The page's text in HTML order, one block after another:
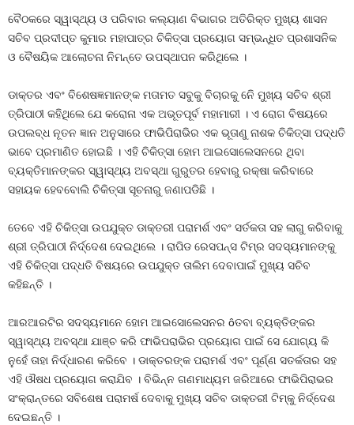
ବୈଠକରେ ସ୍ୱାସ୍ଥ୍ୟ ଓ ପରିବାର କଲ୍ୟାଣ ବିଭାଗର ଅତିରିକ୍ତ ମୁଖ୍ୟ ଶାସନ
ସଚିବ ପ୍ରଦୀପ୍ତ କୁମାର ମହାପାତ୍ର ଚିକିତ୍ସା ପ୍ରୟୋଗ ସମ୍ଭନ୍ଧିତ ପ୍ରଶାସନିକ
ଓ ବୈଷୟିକ ଆଲୋଚନା ନିମନ୍ତେ ଉପସ୍ଥାପନ କରିଥିଲେ ।
ଡାକ୍ତର ଏବଂ ବିଶେଷଜ୍ଞମାନଙ୍କ ମତାମତ ସବୁକୁ ବିଚାରକୁ ନେି ମୁଖ୍ୟ ସଚିବ ଶ୍ରୀ
ତ୍ରିପାଠୀ କହିଥିଲେ ଯେ କରୋନା ଏକ ଅଭୂତପୂର୍ବ ମହାମାରୀ । ଏ ରୋଗ ବିଷୟରେ
ଉପଲବ୍ଧ ନୂତନ ଜ୍ଞାନ ଅନୁସାରେ ଫାଭିପିରାଭିର ଏକ ଭୂତାଣୁ ନାଶକ ଚିକିତ୍ସା ପଦ୍ଧତି
ଭାବେ ପ୍ରମାଣିତ ହୋଇଛି । ଏହି ଚିକିତ୍ସା ହୋମ ଆଇସୋଲେସନରେ ଥିବା
ବ୍ୟକ୍ତିମାନଙ୍କର ସ୍ୱାସ୍ଥ୍ୟ ଅବସ୍ଥା ଗୁରୁତର ହେବାରୁ ରକ୍ଷା କରିବାରେ
ସହାୟକ ହେବବୋଲି ଚିକିତ୍ସା ସୂଚନାରୁ ଜଣାପଡିଛି ।
ତେବେ ଏହି ଚିକିତ୍ସା ଉପଯୁକ୍ତ ଡାକ୍ତରୀ ପରାମର୍ଶ ଏବଂ ସର୍ତକତା ସହ ଲାଗୁ କରିବାକୁ
ଶ୍ରୀ ତ୍ରିପାଠୀ ନିର୍ଦ୍ଦେଶ ଦେଇଥିଲେ । ରାପିଡ ରେସପନ୍ସ ଟିମ୍‍ର ସଦସ୍ୟମାନଙ୍କୁ
ଏହି ଚିକିତ୍ସା ପଦ୍ଧତି ବିଷୟରେ ଉପଯୁକ୍ତ ତାଲିମ ଦେବାପାଇଁ ମୁଖ୍ୟ ସଚିବ
କହିଛନ୍ତି ।
ଆରଆରଟିର ସଦସ୍ୟମାନେ ହୋମ ଆଇସୋଲେସନର ôତବା ବ୍ୟକ୍ତିଙ୍କର
ସ୍ୱାସ୍ଥ୍ୟ ଅବସ୍ଥା ଯାଞ୍ଚ କରି ଫାଭିପରାଭିର ପ୍ରୟୋଗ ପାଇଁ ସେ ଯୋଗ୍ୟ କି
ନୁହେଁ ତାହା ନିର୍ଦ୍ଧାରଣ କରିବେ । ଡାକ୍ତରଙ୍କ ପରାମର୍ଶ ଏବଂ ପୂର୍ଣ୍ଣ ସତର୍କତାର ସହ
ଏହି ଔଷଧ ପ୍ରୟୋଗ କରାଯିବ । ବିଭିନ୍ନ ଗଣମାଧ୍ୟମ ଜରିଆରେ ଫାଭିପିରାଭର
ସଂକ୍ରାନ୍ତରେ ସବିଶେଷ ପରାମର୍ଷ ଦେବାକୁ ମୁଖ୍ୟ ସଚିବ ଡାକ୍ତରୀ ଟିମ୍‍କୁ ନିର୍ଦ୍ଦେଶ
ଦେଇଛନ୍ତି ।